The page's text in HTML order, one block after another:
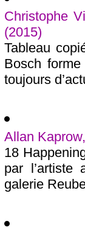
Christophe
(2015)
Tableau
Bosch
toujours
Allan
18
par l’artiste
galerie